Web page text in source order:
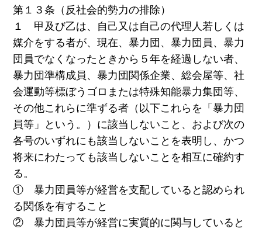
第１３条（反社会的勢力の排除）
１ 甲及び乙は、自己又は自己の代理人若しくは
媒介をする者が、現在、暴力団、暴力団員、暴力
団員でなくなったときから５年を経過しない者、
暴力団準構成員、暴力団関係企業、総会屋等、社
会運動等標ぼうゴロまたは特殊知能暴力集団等、
その他これらに準ずる者（以下これらを「暴力団
員等」という。）に該当しないこと、および次の
各号のいずれにも該当しないことを表明し、かつ
将来にわたっても該当しないことを相互に確約す
る。
① 暴力団員等が経営を支配していると認められ
る関係を有すること
② 暴力団員等が経営に実質的に関与していると